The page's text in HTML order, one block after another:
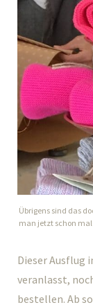
Übrigens sind das
man jetzt schon
Dieser Ausflug
veranlasst,
bestellen. Ab